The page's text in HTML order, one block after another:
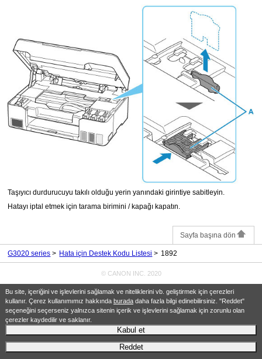
Bu site, içeriğini ve işlevlerini sağlamak ve niteliklerini vb. geliştirmek için çerezleri
kullanır. Çerez kullanımımız hakkında buradadaha fazla bilgi edinebilirsiniz. "Reddet"
seçeneğini seçerseniz yalnızca sitenin içerik ve işlevlerini sağlamak için zorunlu olan
çerezler kaydedilir ve saklanır.
Kabul et
Reddet
Taşıyıcı durdurucuyu takılı olduğu yerin yanındaki girintiye sabitleyin.
Hatayı iptal etmek içintarama birimini / kapağı kapatın.
Sayfa başına dön
G3020 series Hata için Destek Kodu Listesi 1892
© CANON INC. 2020